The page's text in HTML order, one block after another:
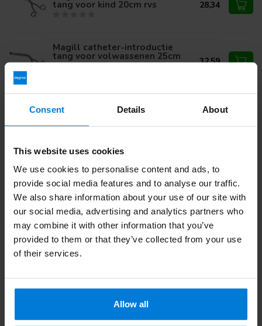
Consent Details About
This website uses cookies
We use cookies to personalise content and ads, to
provide social media features and to analyse our traffic.
We also share information about your use of our site with
our social media, advertising and analytics partners who
may combine it with other information that you’ve
provided to them or that they’ve collected from your use
of their services.
Allow all
tang voor kind 20cm rvs 28,34
Magill catheter-introductie
tang voor volwassenen 25cm
rvs 32,59
Recent bekeken